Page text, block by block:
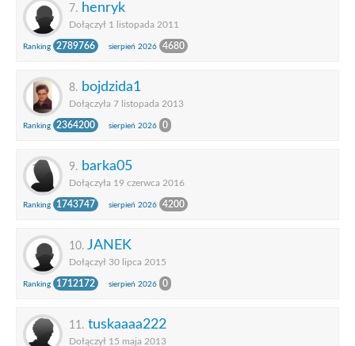
7. henryk
Dołączył 1 listopada 2011
Ranking 2789766 sierpień 2026 4680
8. bojdzida1
Dołączyła 7 listopada 2013
Ranking 2364200 sierpień 2026 0
9. barka05
Dołączyła 19 czerwca 2016
Ranking 1743747 sierpień 2026 4200
10. JANEK
Dołączył 30 lipca 2015
Ranking 1712172 sierpień 2026 0
11. tuskaaaa222
Dołączył 15 maja 2013